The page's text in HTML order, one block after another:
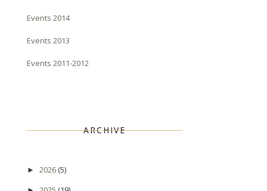
Events 2014
Events 2013
Events 2011-2012
ARCHIVE
► 2026(5)